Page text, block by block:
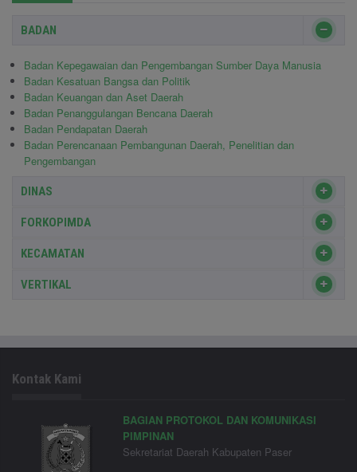
BADAN
Badan Kepegawaian dan Pengembangan Sumber Daya Manusia
Badan Kesatuan Bangsa dan Politik
Badan Keuangan dan Aset Daerah
Badan Penanggulangan Bencana Daerah
Badan Pendapatan Daerah
Badan Perencanaan Pembangunan Daerah, Penelitian dan
Pengembangan
DINAS
FORKOPIMDA
KECAMATAN
VERTIKAL
Kontak Kami
BAGIAN PROTOKOL DAN KOMUNIKASI
PIMPINAN
Sekretariat Daerah Kabupaten Paser